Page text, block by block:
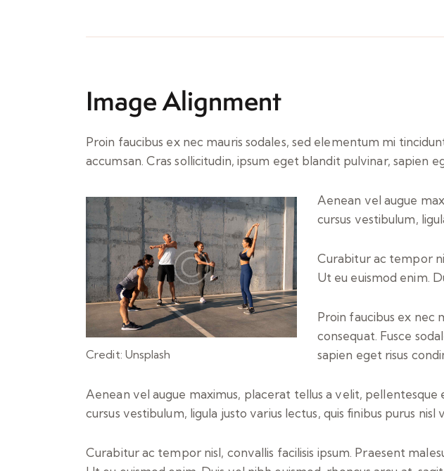
Image Alignment
Proin faucibus ex nec mauris sodales, sed elementum mi
accumsan. Cras sollicitudin, ipsum eget blandit pulvinar,
Credit: Unsplash
Aenean vel augue
cursus vestibulum,
Curabitur ac tempor
Ut eu euismod enim.
Proin faucibus ex nec
consequat. Fusce
sapien eget risus
Aenean vel augue maximus, placerat tellus a velit, pellentesque
cursus vestibulum, ligula justo varius lectus, quis finibus purus nisl
Curabitur ac tempor nisl, convallis facilisis ipsum. Praesent